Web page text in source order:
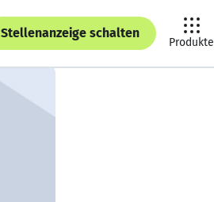
Stellenanzeige schalten
Produkte